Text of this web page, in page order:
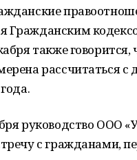
Гражданским
также говорится,
рассчитаться с
руководство ООО
с гражданами,